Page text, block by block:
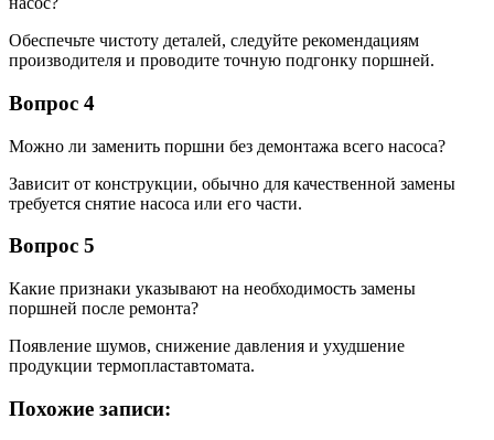
Обеспечьте чистоту деталей, следуйте рекомендациям
производителя и проводите точную подгонку поршней.
Вопрос 4
Можно ли заменить поршни без демонтажа всего насоса?
Зависит от конструкции, обычно для качественной замены
требуется снятие насоса или его части.
Вопрос 5
Какие признаки указывают на необходимость замены
поршней после ремонта?
Появление шумов, снижение давления и ухудшение
продукции термопластавтомата.
Похожие записи: